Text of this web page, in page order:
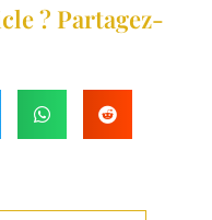
? Partagez-